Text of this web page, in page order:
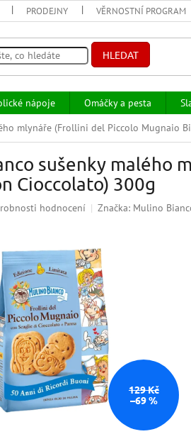
PRODEJNY VĚRNOSTNÍ PROGRAM
HLEDAT
nápoje Omáčky a pesta
mlynáře (Frollini del Piccolo Mugnaio
sušenky malého
Cioccolato) 300g
hodnocení Značka: Mulino
129 Kč
–69 %